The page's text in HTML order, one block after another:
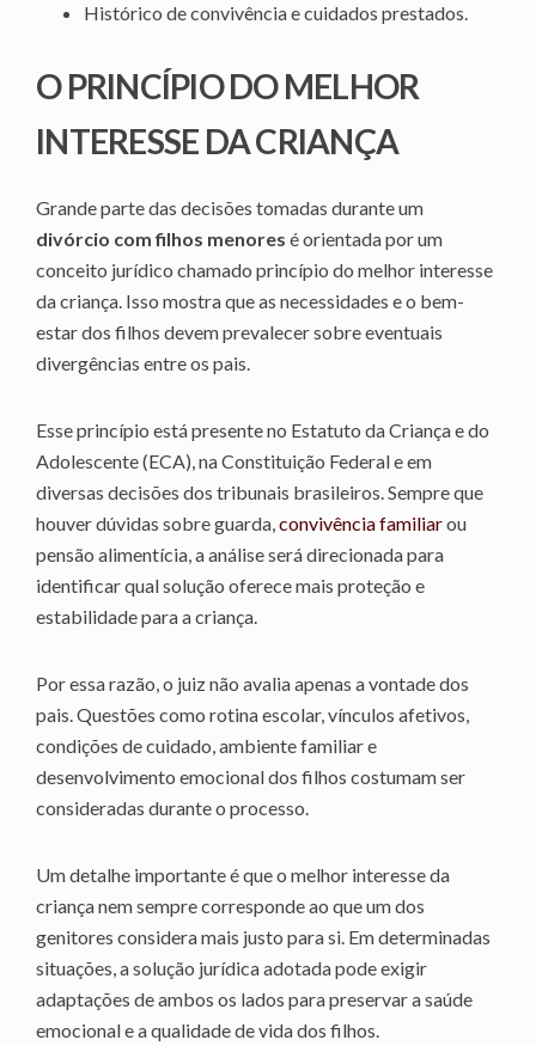
Histórico de convivência e cuidados prestados.
O PRINCÍPIO DO MELHOR
INTERESSE DA CRIANÇA
Grande parte das decisões tomadas durante um
divórcio com filhos menores é orientada por um
conceito jurídico chamado princípio do melhor interesse
da criança. Isso mostra que as necessidades e o bem-
estar dos filhos devem prevalecer sobre eventuais
divergências entre os pais.
Esse princípio está presente no Estatuto da Criança e do
Adolescente (ECA), na Constituição Federal e em
diversas decisões dos tribunais brasileiros. Sempre que
houver dúvidas sobre guarda,convivência familiarou
pensão alimentícia, a análise será direcionada para
identificar qual solução oferece mais proteção e
estabilidade para a criança.
Por essa razão, o juiz não avalia apenas a vontade dos
pais. Questões como rotina escolar, vínculos afetivos,
condições de cuidado, ambiente familiar e
desenvolvimento emocional dos filhos costumam ser
consideradas durante o processo.
Um detalhe importante é que o melhor interesse da
criança nem sempre corresponde ao que um dos
genitores considera mais justo para si. Em determinadas
situações, a solução jurídica adotada pode exigir
adaptações de ambos os lados para preservar a saúde
emocional e a qualidade de vida dos filhos.